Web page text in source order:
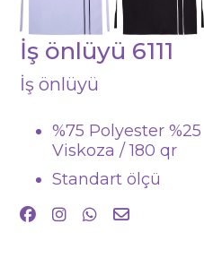
İş önlüyü 6111
İş önlüyü
%75 Polyester %25
Viskoza / 180 qr
Standart ölçü